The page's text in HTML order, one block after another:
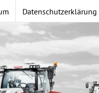
Datenschutzerklärung